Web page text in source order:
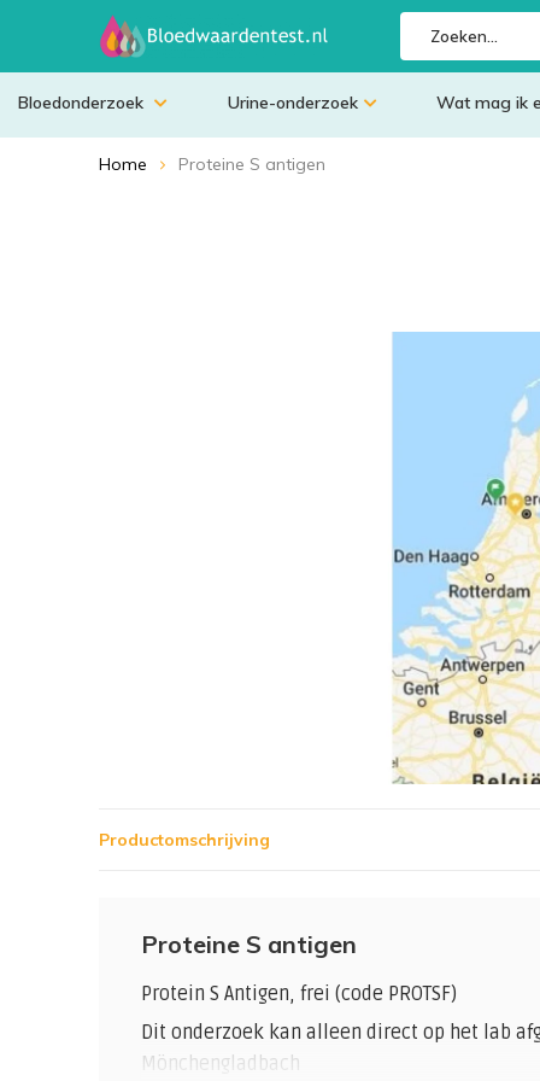
Bloedonderzoek Urine-onderzoek Wat mag ik
Home Proteine S antigen
Productomschrijving
Proteine S antigen
Protein S Antigen, frei (code PROTSF)
Dit onderzoek kan alleen direct op het lab
Mönchengladbach